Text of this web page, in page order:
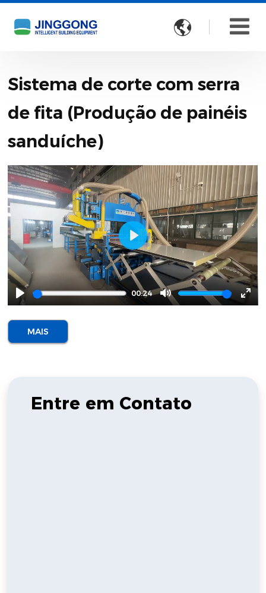

Sistema de corte com serra
de fita (Produção de painéis
sanduíche)
Play
00:24
Mute
Play
MAIS
Entre em Contato